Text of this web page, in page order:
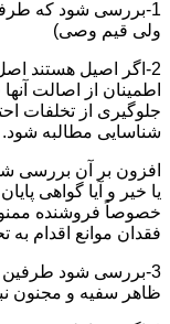
1-بررسی شود که
ولی قیم وصی)
2-اگر اصیل هستند
اطمینان از اصالت
جلوگیری از تخلفات
شناسایی مطالبه شود.
افزون بر آن بررسی
یا خیر و آیا گواهی
خصوصاً فروشنده
فقدان موانع اقدام به
3-بررسی شود طرفین
ظاهر سفیه و مجنون